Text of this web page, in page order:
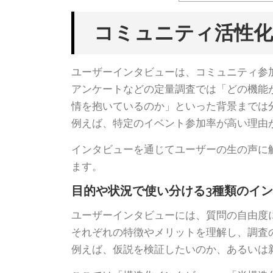
コミュニティ活性
ユーザーインタビューは、コミュニティ
アンケートなどの定量調査では「どの機
情を抱いているのか」といった背景までは
例えば、特定のイベント参加率が高い理
インタビューを通じてユーザーの生の声
ます。
目的や状況で使い分ける3種類のイ
ユーザーインタビューには、質問の自由
それぞれの特徴やメリットを理解し、調
例えば、仮説を検証したいのか、あるい